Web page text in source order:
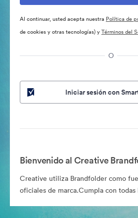
Al continuar, usted acepta nuestra Política de
de cookies y otras tecnologías) yTérminos del
O
Iniciar sesión con
Bienvenido al Creative
Creative utiliza Brandfolder como
oficiales de marca.Cumpla con todas